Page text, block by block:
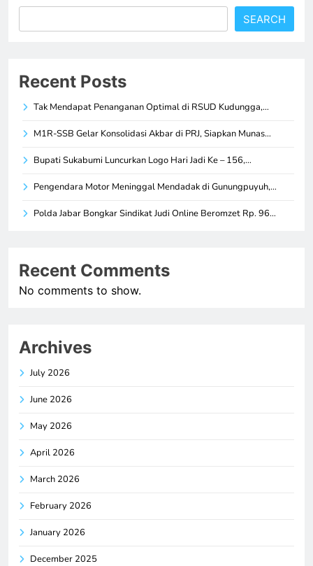
SEARCH
Recent Posts
Tak Mendapat Penanganan Optimal di RSUD Kudungga,…
M1R-SSB Gelar Konsolidasi Akbar di PRJ, Siapkan Munas…
Bupati Sukabumi Luncurkan Logo Hari Jadi Ke – 156,…
Pengendara Motor Meninggal Mendadak di Gunungpuyuh,…
Polda Jabar Bongkar Sindikat Judi Online Beromzet Rp. 96…
Recent Comments
No comments to show.
Archives
July 2026
June 2026
May 2026
April 2026
March 2026
February 2026
January 2026
December 2025